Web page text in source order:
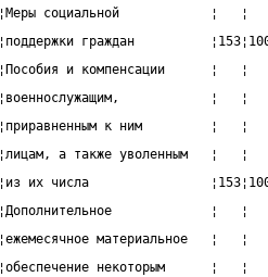
¦Меры социальной            ¦
¦поддержки граждан
¦Пособия и компенсации
¦военнослужащим,            ¦
¦приравненным к ним
¦лицам, а также уволенным
¦из их числа
¦Дополнительное             ¦
¦ежемесячное материальное
¦обеспечение некоторым